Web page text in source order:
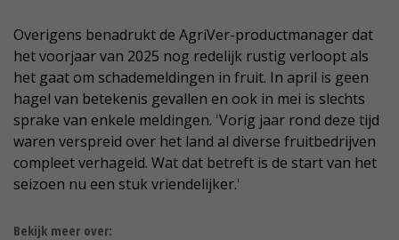
Overigens benadrukt de AgriVer-productmanager dat
het voorjaar van 2025 nog redelijk rustig verloopt als
het gaat om schademeldingen in fruit. In april is geen
hagel van betekenis gevallen en ook in mei is slechts
sprake van enkele meldingen. 'Vorig jaar rond deze tijd
waren verspreid over het land al diverse fruitbedrijven
compleet verhageld. Wat dat betreft is de start van het
seizoen nu een stuk vriendelijker.'
Bekijk meer over: